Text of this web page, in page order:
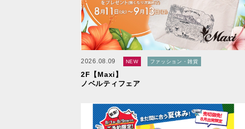
2026.08.09 NEW ファッション・雑貨
2F【Maxi】
ノベルティフェア